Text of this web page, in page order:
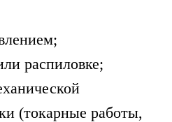
распиловке;
(токарные работы,